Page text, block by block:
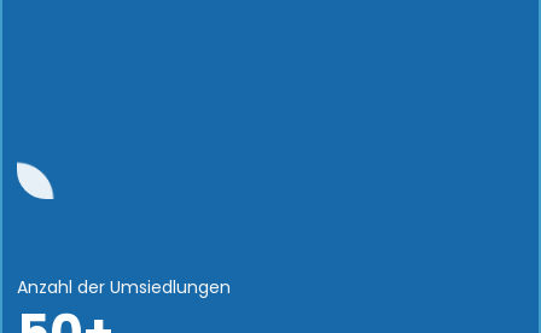
Anzahl der Umsiedlungen